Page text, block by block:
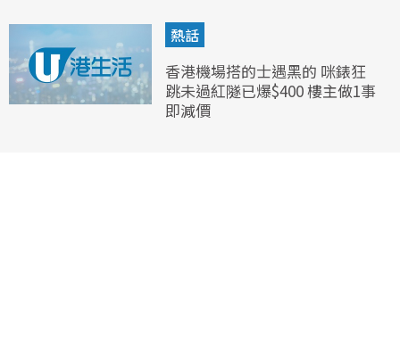
熱話
香港機場搭的士遇黑的 咪錶狂
跳未過紅隧已爆$400 樓主做1事
即減價